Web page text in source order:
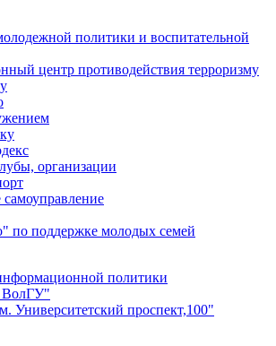
политики и воспитательной
центр противодействия терроризму
организации
самоуправление
по поддержке молодых семей
политики
ВолГУ"
Университетский проспект,100"